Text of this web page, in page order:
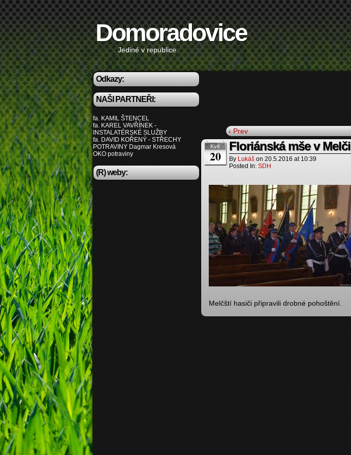
Domoradovice
Jediné v republice
Odkazy:
NAŠI PARTNEŘI:
fa. KAMIL ŠTENCEL
fa. KAREL VAVŘÍNEK -
INSTALATÉRSKÉ SLUŽBY
fa. DAVID KOŘENÝ - STŘECHY
POTRAVINY Dagmar Kresová
OKO potraviny
(R) weby:
‹ Prev
Kvě
20
Floriánská mše v Melči
By Lukáš on 20.5.2016 at 10:39
Posted In: SDH
Melčští hasiči připravili drobné pohoštění.